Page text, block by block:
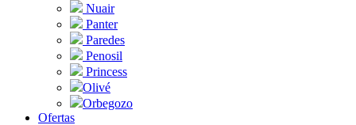
Nuair
Panter
Paredes
Penosil
Princess
Olivé
Orbegozo
Ofertas